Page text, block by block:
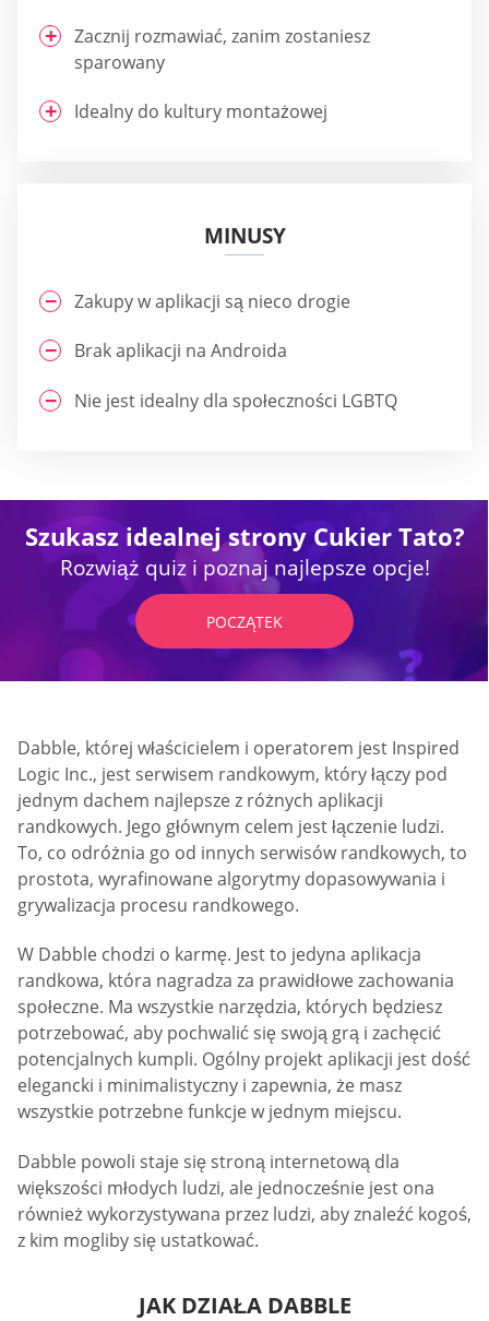
Zacznij rozmawiać, zanim zostaniesz
sparowany
Idealny do kultury montażowej
MINUSY
Zakupy w aplikacji są nieco drogie
Brak aplikacji na Androida
Nie jest idealny dla społeczności LGBTQ
Szukasz idealnej strony Cukier Tato?
Rozwiąż quiz i poznaj najlepsze opcje!
POCZĄTEK
Dabble, której właścicielem i operatorem jest Inspired
Logic Inc., jest serwisem randkowym, który łączy pod
jednym dachem najlepsze z różnych aplikacji
randkowych. Jego głównym celem jest łączenie ludzi.
To, co odróżnia go od innych serwisów randkowych, to
prostota, wyrafinowane algorytmy dopasowywania i
grywalizacja procesu randkowego.
W Dabble chodzi o karmę. Jest to jedyna aplikacja
randkowa, która nagradza za prawidłowe zachowania
społeczne. Ma wszystkie narzędzia, których będziesz
potrzebować, aby pochwalić się swoją grą i zachęcić
potencjalnych kumpli. Ogólny projekt aplikacji jest dość
elegancki i minimalistyczny i zapewnia, że masz
wszystkie potrzebne funkcje w jednym miejscu.
Dabble powoli staje się stroną internetową dla
większości młodych ludzi, ale jednocześnie jest ona
również wykorzystywana przez ludzi, aby znaleźć kogoś,
z kim mogliby się ustatkować.
JAK DZIAŁA DABBLE